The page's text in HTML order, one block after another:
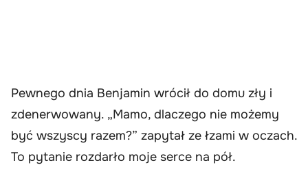
Pewnego dnia Benjamin wrócił do domu zły i
zdenerwowany. „Mamo, dlaczego nie możemy
być wszyscy razem?” zapytał ze łzami w oczach.
To pytanie rozdarło moje serce na pół.